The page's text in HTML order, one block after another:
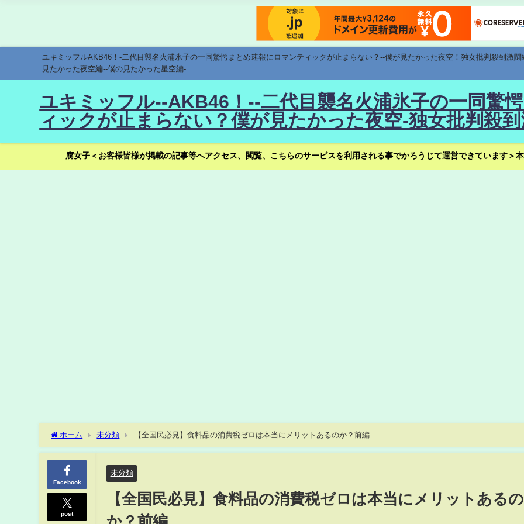
ユキミッフルAKB46！-二代目襲名火浦氷子の一同驚愕まとめ速報にロマンティックが止まらない？--僕が見たかった夜空！独女批判殺到激
見たかった夜空編--僕の見たかった星空編-
ユキミッフル--AKB46！--二代目襲名火浦氷子の一同驚
ィックが止まらない？僕が見たかった夜空-独女批判殺
腐女子＜お客様皆様が掲載の記事等へアクセス、閲覧、こちらのサービスを利用される事でかろうじて運営できています＞
ホーム 未分類 【全国民必見】食料品の消費税ゼロは本当にメリットあるのか？前編
Facebook
post
未分類
【全国民必見】食料品の消費税ゼロは本当にメリットあるの